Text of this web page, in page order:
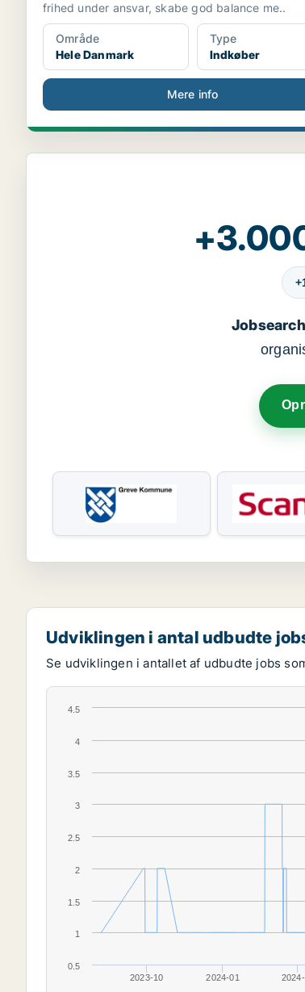
frihed under ansvar, skabe god balance me..
Område
Hele Danmark
Type
Indkøber
Mere info
Udviklingen i antal udbudte
Se udviklingen i antallet af udbudte jobs
2023-10 2024-01
0.5
1
1.5
2
2.5
3
3.5
4
4.5